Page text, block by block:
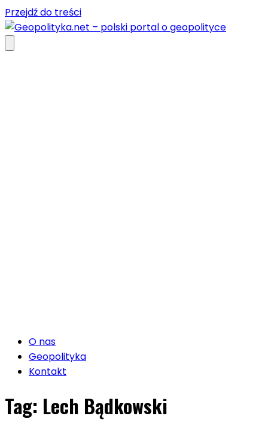
Przejdź do treści
O nas
Geopolityka
Kontakt
Tag: Lech Bądkowski